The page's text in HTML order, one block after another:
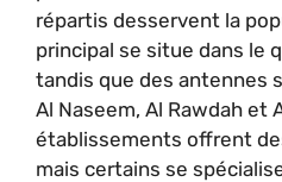
répartis desservent la
principal se situe dans le
tandis que des antennes
Al Naseem, Al Rawdah et
établissements offrent
mais certains se